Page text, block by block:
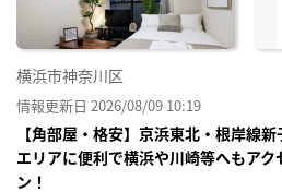
横浜市神奈川区
情報更新日 2026/08/09 10:19
【角部屋・格安】京浜東北・根岸線
エリアに便利で横浜や川崎等へもアク
ン！